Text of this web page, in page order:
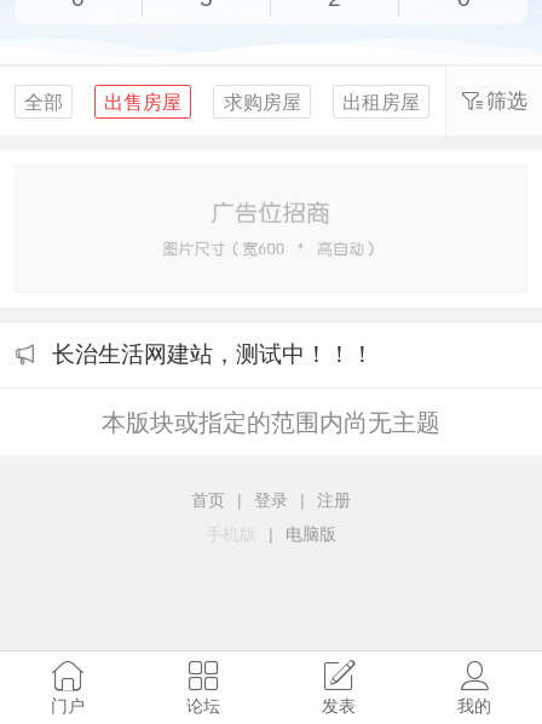
全部 出售房屋 求购房屋 出租房屋 求租房屋
筛选
长治生活网建站，测试中！！！
本版块或指定的范围内尚无主题
首页 | 登录 |
注册
手机版
| 电脑版
门户 论坛 发表 我的